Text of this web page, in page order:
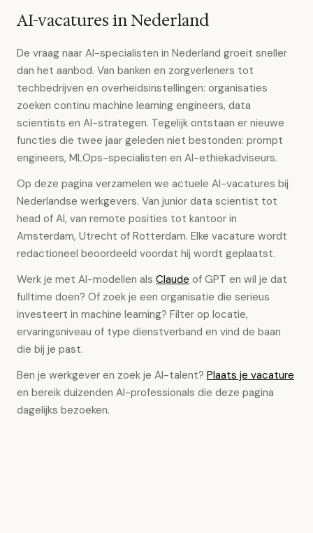
AI-vacatures in Nederland
De vraag naar AI-specialisten in Nederland groeit sneller
dan het aanbod. Van banken en zorgverleners tot
techbedrijven en overheidsinstellingen: organisaties
zoeken continu machine learning engineers, data
scientists en AI-strategen. Tegelijk ontstaan er nieuwe
functies die twee jaar geleden niet bestonden: prompt
engineers, MLOps-specialisten en AI-ethiekadviseurs.
Op deze pagina verzamelen we actuele AI-vacatures bij
Nederlandse werkgevers. Van junior data scientist tot
head of AI, van remote posities tot kantoor in
Amsterdam, Utrecht of Rotterdam. Elke vacature wordt
redactioneel beoordeeld voordat hij wordt geplaatst.
Werk je met AI-modellen als Claude of GPT en wil je dat
fulltime doen? Of zoek je een organisatie die serieus
investeert in machine learning? Filter op locatie,
ervaringsniveau of type dienstverband en vind de baan
die bij je past.
Ben je werkgever en zoek je AI-talent? Plaats je vacature
en bereik duizenden AI-professionals die deze pagina
dagelijks bezoeken.